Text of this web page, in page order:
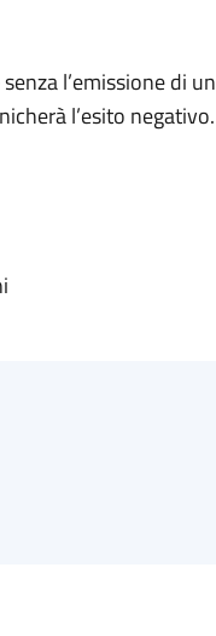
l’emissione di un
l’esito negativo.